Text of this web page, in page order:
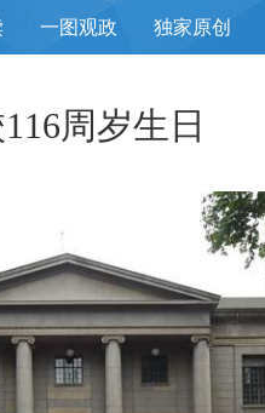
一图观政 独家原创
周岁生日